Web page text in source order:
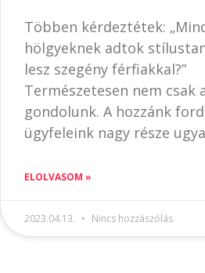
Többen kérdeztétek:
hölgyeknek adtok
lesz szegény férfiakkal?”
Természetesen nem csak
gondolunk. A hozzánk
ügyfeleink nagy része
ELOLVASOM »
2023.04.13. Nincs hozzászólás